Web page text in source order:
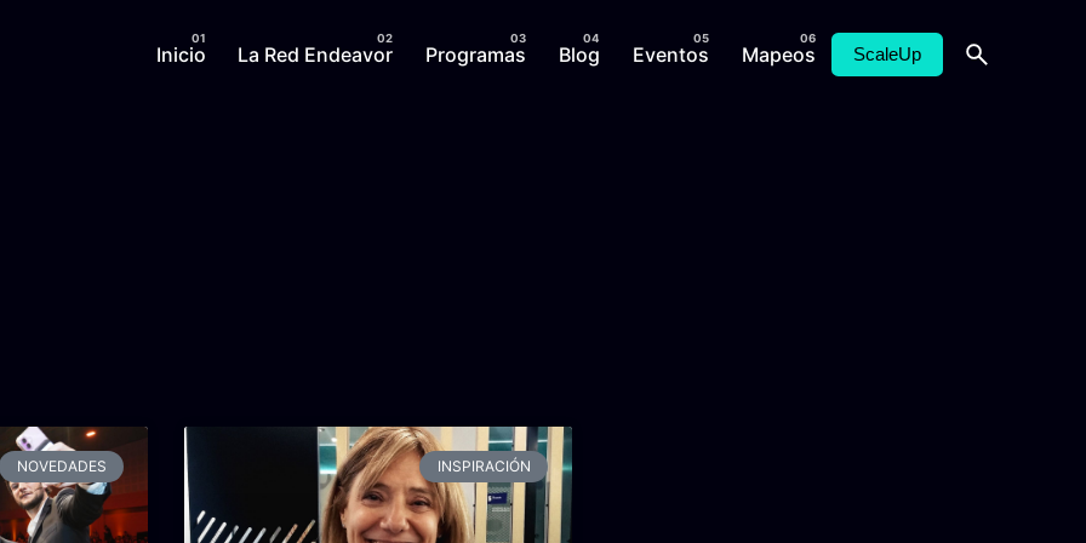
Inicio La Red Endeavor Programas Blog Eventos Mapeos ScaleUp
NOVEDADES INSPIRACIÓN